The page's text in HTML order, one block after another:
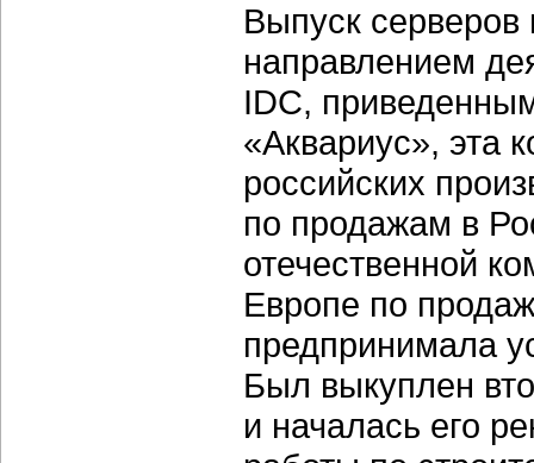
Выпуск
направлением
IDC,
«Аквариус», эта
российских
по продажам в
отечественной
Европе по
предпринимала
Был выкуплен
и началась его